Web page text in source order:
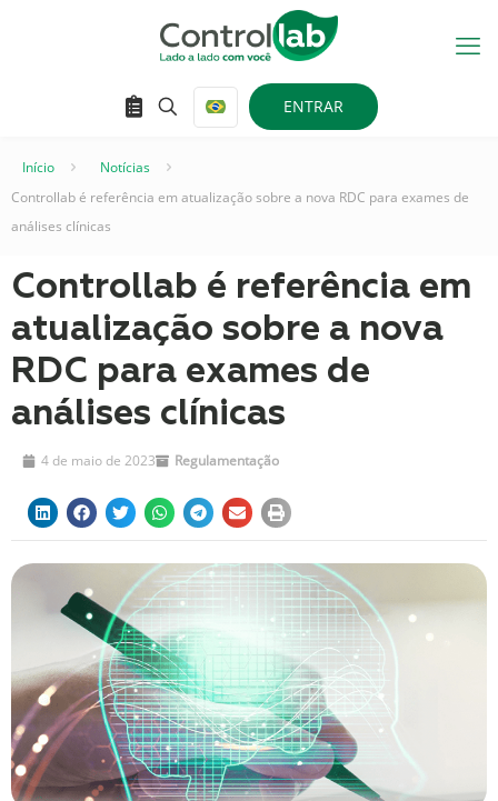
ENTRAR
Início Notícias
Controllab é referência em atualização sobre a nova RDC para exames de
análises clínicas
Controllab é referência em
atualização sobre a nova
RDC para exames de
análises clínicas
4 de maio de 2023 Regulamentação